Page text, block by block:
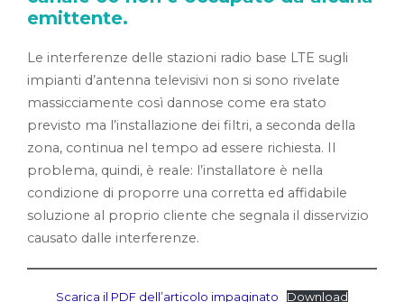
emittente.
Le interferenze delle stazioni radio base LTE sugli
impianti d’antenna televisivi non si sono rivelate
massicciamente così dannose come era stato
previsto ma l’installazione dei filtri, a seconda della
zona, continua nel tempo ad essere richiesta. Il
problema, quindi, è reale: l’installatore è nella
condizione di proporre una corretta ed affidabile
soluzione al proprio cliente che segnala il disservizio
causato dalle interferenze.
Scarica il PDF dell’articolo impaginato Download